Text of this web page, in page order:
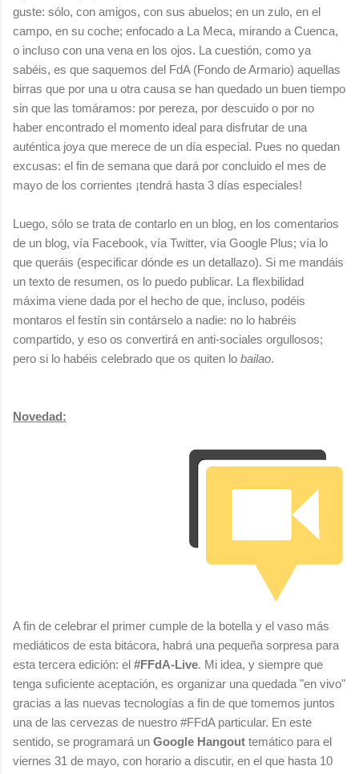
guste: sólo, con amigos, con sus abuelos; en un zulo, en el
campo, en su coche; enfocado a La Meca, mirando a Cuenca,
o incluso con una vena en los ojos. La cuestión, como ya
sabéis, es que saquemos del FdA (Fondo de Armario) aquellas
birras que por una u otra causa se han quedado un buen tiempo
sin que las tomáramos: por pereza, por descuido o por no
haber encontrado el momento ideal para disfrutar de una
auténtica joya que merece de un día especial. Pues no quedan
excusas: el fin de semana que dará por concluido el mes de
mayo de los corrientes ¡tendrá hasta 3 días especiales!
Luego, sólo se trata de contarlo en un blog, en los comentarios
de un blog, vía Facebook, vía Twitter, vía Google Plus; vía lo
que queráis (especificar dónde es un detallazo). Si me mandáis
un texto de resumen, os lo puedo publicar. La flexbilidad
máxima viene dada por el hecho de que, incluso, podéis
montaros el festín sin contárselo a nadie: no lo habréis
compartido, y eso os convertirá en anti-sociales orgullosos;
pero si lo habéis celebrado que os quiten lo bailao.
Novedad:
A fin de celebrar el primer cumple de la botella y el vaso más
mediáticos de esta bitácora, habrá una pequeña sorpresa para
esta tercera edición: el #FFdA-Live. Mi idea, y siempre que
tenga suficiente aceptación, es organizar una quedada "en vivo"
gracias a las nuevas tecnologías a fin de que tomemos juntos
una de las cervezas de nuestro #FFdA particular. En este
sentido, se programará un Google Hangout temático para el
viernes 31 de mayo, con horario a discutir, en el que hasta 10